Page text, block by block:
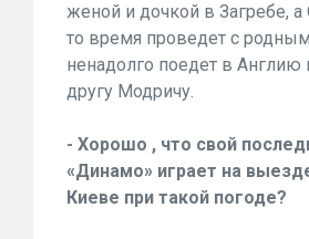
женой и дочкой в Загребе, а
то время проведет с
ненадолго поедет в Англию
другу Модричу.
- Хорошо , что свой
«Динамо» играет на
Киеве при такой погоде?